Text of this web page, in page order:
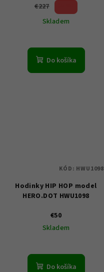
€227
Skladem
Do košíka
Hodinky HIP HOP model
HERO.DOT HWU1098
€50
Skladem
Do košíka
KÓD: HWU1098